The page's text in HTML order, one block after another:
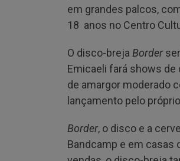
em grandes palcos,
18 anos no Centro
O disco-breja Border
Emicaeli fará shows
de amargor moderado
lançamento pelo
Border, o disco e a
Bandcamp e em casas